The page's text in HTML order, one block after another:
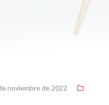
noviembre de 2022